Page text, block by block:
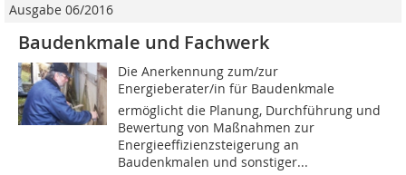
Ausgabe 06/2016
Baudenkmale und Fachwerk
Die Anerkennung zum/zur
Energieberater/in für Baudenkmale
ermöglicht die Planung, Durchführung und
Bewertung von Maßnahmen zur
Energieeffizienzsteigerung an
Baudenkmalen und sonstiger...